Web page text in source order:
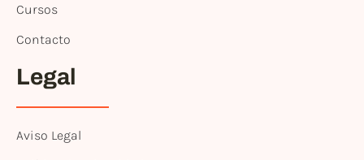
Cursos
Contacto
Legal
Aviso Legal